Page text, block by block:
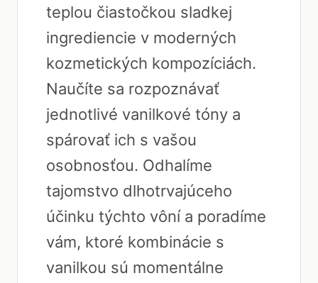
teplou čiastočkou sladkej
ingrediencie v moderných
kozmetických kompozíciách.
Naučíte sa rozpoznávať
jednotlivé vanilkové tóny a
spárovať ich s vašou
osobnosťou. Odhalíme
tajomstvo dlhotrvajúceho
účinku týchto vôní a poradíme
vám, ktoré kombinácie s
vanilkou sú momentálne